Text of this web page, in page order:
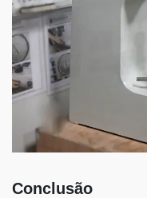
Conclusão